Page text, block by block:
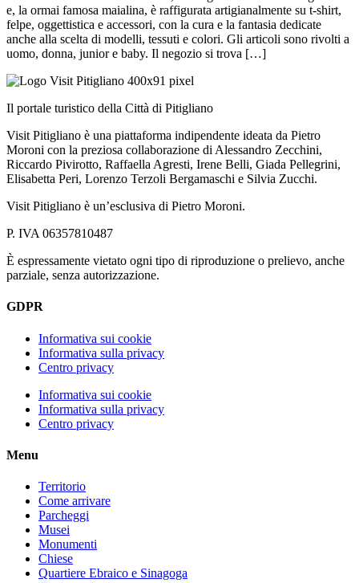
e, la ormai famosa maialina, è raffigurata artigianalmente su t-shirt,
felpe, oggettistica e accessori, con la cura e la fantasia dedicate
anche alla scelta di modelli, tessuti e colori. Gli articoli sono rivolti a
uomo, donna, junior e baby. Il negozio si trova […]
Il portale turistico della Città di Pitigliano
Visit Pitigliano è una piattaforma indipendente ideata da Pietro
Moroni con la preziosa collaborazione di Alessandro Zecchini,
Riccardo Pivirotto, Raffaella Agresti, Irene Belli, Giada Pellegrini,
Elisabetta Peri, Lorenzo Terzoli Bergamaschi e Silvia Zucchi.
Visit Pitigliano è un’esclusiva di Pietro Moroni.
P. IVA 06357810487
È espressamente vietato ogni tipo di riproduzione o prelievo, anche
parziale, senza autorizzazione.
GDPR
Informativa sui cookie
Informativa sulla privacy
Centro privacy
Informativa sui cookie
Informativa sulla privacy
Centro privacy
Menu
Territorio
Come arrivare
Parcheggi
Musei
Monumenti
Chiese
Quartiere Ebraico e Sinagoga